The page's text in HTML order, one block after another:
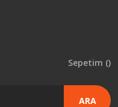
ARA
Sepetim ()